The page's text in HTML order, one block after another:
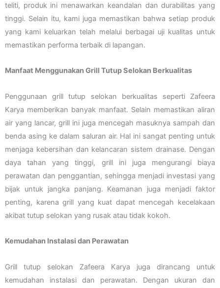
teliti, produk ini menawarkan keandalan dan durabilitas yang
tinggi. Selain itu, kami juga memastikan bahwa setiap produk
yang kami keluarkan telah melalui berbagai uji kualitas untuk
memastikan performa terbaik di lapangan.
Manfaat Menggunakan Grill Tutup Selokan Berkualitas
Penggunaan grill tutup selokan berkualitas seperti Zafeera
Karya memberikan banyak manfaat. Selain memastikan aliran
air yang lancar, grill ini juga mencegah masuknya sampah dan
benda asing ke dalam saluran air. Hal ini sangat penting untuk
menjaga kebersihan dan kelancaran sistem drainase. Dengan
daya tahan yang tinggi, grill ini juga mengurangi biaya
perawatan dan penggantian, sehingga menjadi investasi yang
bijak untuk jangka panjang. Keamanan juga menjadi faktor
penting, karena grill yang kuat dapat mencegah kecelakaan
akibat tutup selokan yang rusak atau tidak kokoh.
Kemudahan Instalasi dan Perawatan
Grill tutup selokan Zafeera Karya juga dirancang untuk
kemudahan instalasi dan perawatan. Dengan ukuran dan